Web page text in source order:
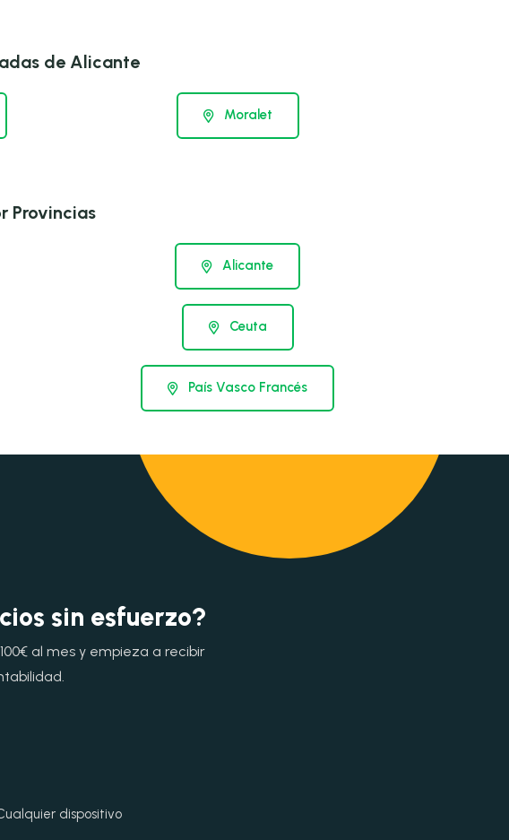
de Alicante
Moralet
Provincias
Alicante
Ceuta
País Vasco Francés
sin esfuerzo?
al mes y empieza a recibir
dispositivo